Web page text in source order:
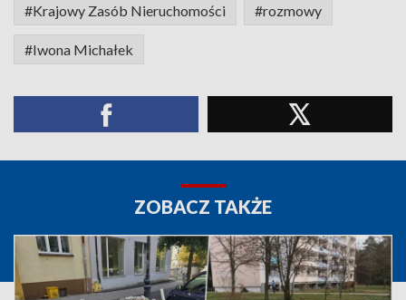
#Krajowy Zasób Nieruchomości #rozmowy
#Iwona Michałek
ZOBACZ TAKŻE